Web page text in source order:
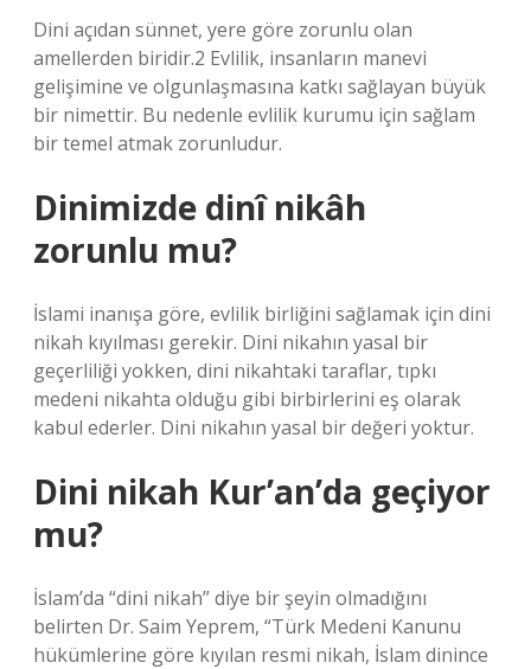
Dini açıdan sünnet, yere göre zorunlu olan
amellerden biridir.2 Evlilik, insanların manevi
gelişimine ve olgunlaşmasına katkı sağlayan büyük
bir nimettir. Bu nedenle evlilik kurumu için sağlam
bir temel atmak zorunludur.
Dinimizde dinî nikâh
zorunlu mu?
İslami inanışa göre, evlilik birliğini sağlamak için dini
nikah kıyılması gerekir. Dini nikahın yasal bir
geçerliliği yokken, dini nikahtaki taraflar, tıpkı
medeni nikahta olduğu gibi birbirlerini eş olarak
kabul ederler. Dini nikahın yasal bir değeri yoktur.
Dini nikah Kur’an’da geçiyor
mu?
İslam’da “dini nikah” diye bir şeyin olmadığını
belirten Dr. Saim Yeprem, “Türk Medeni Kanunu
hükümlerine göre kıyılan resmi nikah, İslam dinince